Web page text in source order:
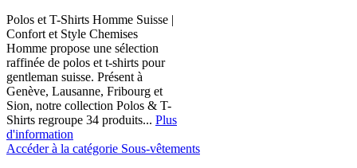
Polos et T-Shirts Homme Suisse |
Confort et Style Chemises
Homme propose une sélection
raffinée de polos et t-shirts pour
gentleman suisse. Présent à
Genève, Lausanne, Fribourg et
Sion, notre collection Polos & T-
Shirts regroupe 34 produits... Plus
d'information
Accéder à la catégorie Sous-vêtements